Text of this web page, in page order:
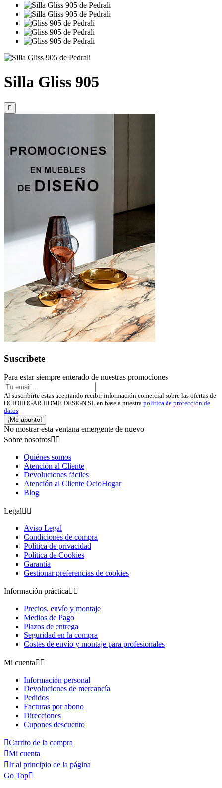
Silla Gliss 905

Suscríbete
Para estar siempre enterado de nuestras promociones
Al suscribirte estas aceptando recibir información comercial sobre las ofertas de
OCIOHOGAR HOME DESIGN SL en base a nuestra política de protección de
datos
¡Me apunto!
No mostrar esta ventana emergente de nuevo
Sobre nosotros 
Quiénes somos
Atención al Cliente
Devoluciones fáciles
Atención al Cliente OcioHogar
Blog
Legal 
Aviso Legal
Condiciones de compra
Política de privacidad
Política de Cookies
Garantía
Gestionar preferencias de cookies
Información práctica 
Precios, envío y montaje
Medios de Pago
Plazos de entrega
Seguridad en la compra
Costes de envío y montaje para profesionales
Mi cuenta 
Información personal
Devoluciones de mercancía
Pedidos
Facturas por abono
Direcciones
Cupones descuento
Carrito de la compra
Mi cuenta
Ir al principio de la página
Go Top